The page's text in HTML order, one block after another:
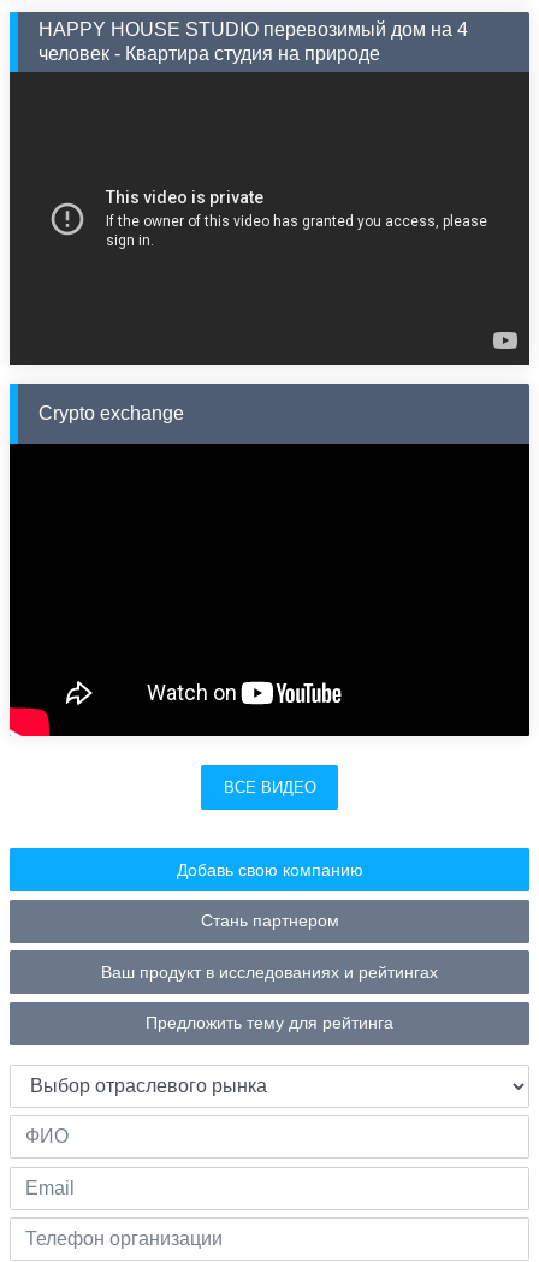
HAPPY HOUSE STUDIO перевозимый дом на 4
человек - Квартира студия на природе
Crypto exchange
ВСЕ ВИДЕО
Добавь свою компанию
Стань партнером
Ваш продукт в исследованиях и рейтингах
Предложить тему для рейтинга